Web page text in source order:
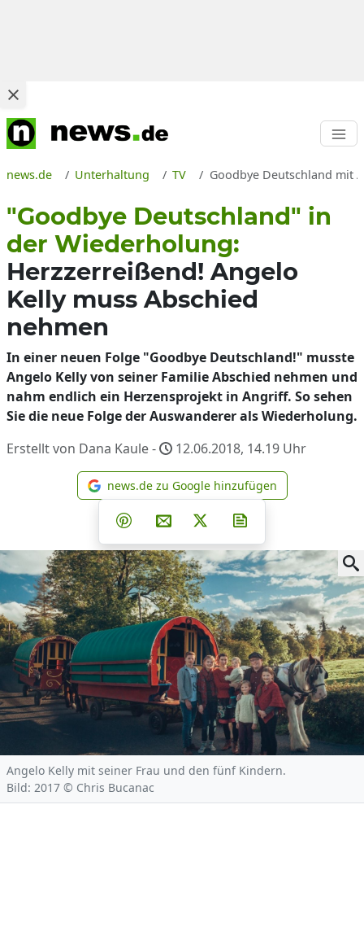
news.de Unterhaltung TV Goodbye Deutschland mit
"Goodbye Deutschland" in
der Wiederholung:
Herzzerreißend! Angelo
Kelly muss Abschied
nehmen
In einer neuen Folge "Goodbye Deutschland!" musste
Angelo Kelly von seiner Familie Abschied nehmen und
nahm endlich ein Herzensprojekt in Angriff. So sehen
Sie die neue Folge der Auswanderer als Wiederholung.
Erstellt von Dana Kaule -
12.06.2018, 14.19 Uhr
news.de zu Google
news.de zu Google hinzufügen
Teilen auf Facebook
Teilen auf Whatsapp
Teilen auf Telegram
Teilen auf Pinterest
Per E-Mail teilen
Post auf X
Angelo Kelly mit seiner Frau und den fünf Kindern.
Bild: 2017 © Chris Bucanac